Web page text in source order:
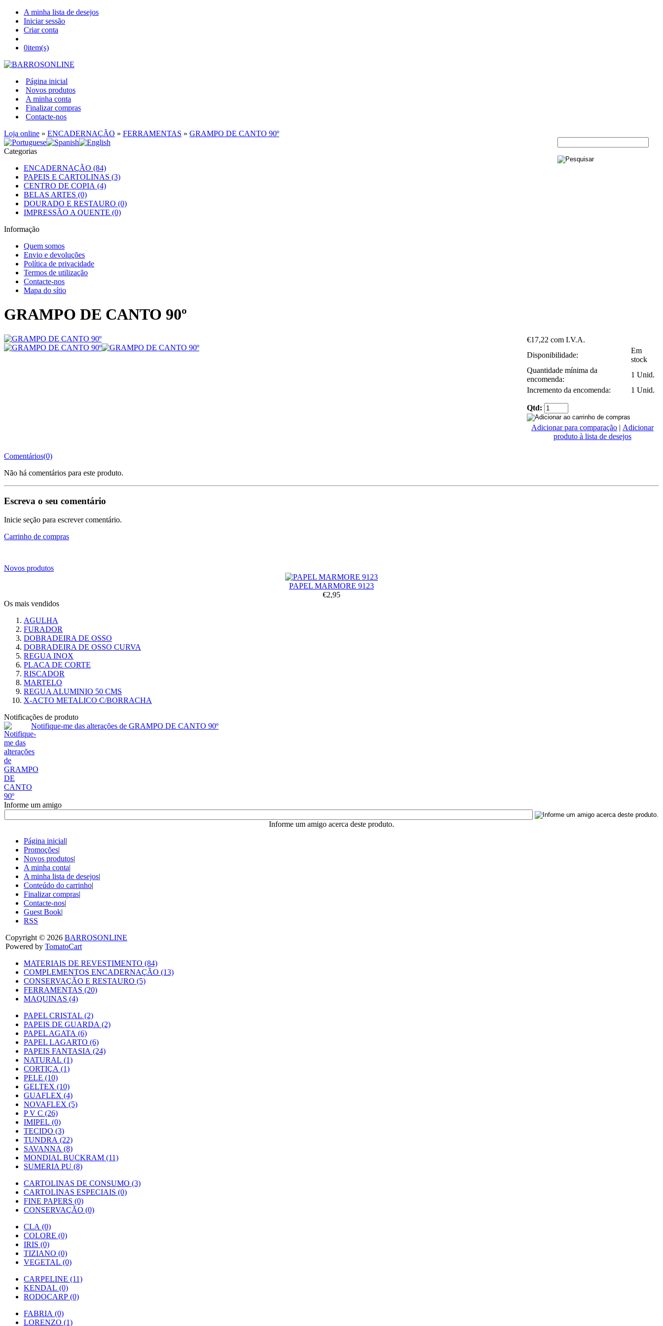
A minha lista de desejos
Iniciar sessão
Criar conta
0item(s)
Página inicial
Novos produtos
A minha conta
Finalizar compras
Contacte-nos
Loja online » ENCADERNAÇÃO » FERRAMENTAS » GRAMPO DE CANTO 90º
Categorias
ENCADERNAÇÃO (84)
PAPEIS E CARTOLINAS (3)
CENTRO DE COPIA (4)
BELAS ARTES (0)
DOURADO E RESTAURO (0)
IMPRESSÃO A QUENTE (0)
Informação
Quem somos
Envio e devoluções
Política de privacidade
Termos de utilização
Contacte-nos
Mapa do sítio
GRAMPO DE CANTO 90º
€17,22 com I.V.A.
Disponibilidade:
Em
stock
Quantidade mínima da
encomenda:
1 Unid.
Incremento da encomenda:
1 Unid.
Qtd:
Adicionar para comparação | Adicionar
produto à lista de desejos
Comentários(0)
Não há comentários para este produto.
Escreva o seu comentário
Inicie seção para escrever comentário.
Carrinho de compras
Novos produtos
PAPEL MARMORE 9123
€2,95
Os mais vendidos
AGULHA
FURADOR
DOBRADEIRA DE OSSO
DOBRADEIRA DE OSSO CURVA
REGUA INOX
PLACA DE CORTE
RISCADOR
MARTELO
REGUA ALUMINIO 50 CMS
X-ACTO METALICO C/BORRACHA
Notificações de produto
Notifique-me das alterações de GRAMPO DE CANTO 90º
Informe um amigo
Informe um amigo acerca deste produto.
Página inicial|
Promoções|
Novos produtos|
A minha conta|
A minha lista de desejos|
Conteúdo do carrinho|
Finalizar compras|
Contacte-nos|
Guest Book|
RSS
Copyright © 2026 BARROSONLINE
Powered by TomatoCart
MATERIAIS DE REVESTIMENTO (84)
COMPLEMENTOS ENCADERNAÇÃO (13)
CONSERVAÇÃO E RESTAURO (5)
FERRAMENTAS (20)
MAQUINAS (4)
PAPEL CRISTAL (2)
PAPEIS DE GUARDA (2)
PAPEL AGATA (6)
PAPEL LAGARTO (6)
PAPEIS FANTASIA (24)
NATURAL (1)
CORTIÇA (1)
PELE (10)
GELTEX (10)
GUAFLEX (4)
NOVAFLEX (5)
P V C (26)
IMIPEL (0)
TECIDO (3)
TUNDRA (22)
SAVANNA (8)
MONDIAL BUCKRAM (11)
SUMERIA PU (8)
CARTOLINAS DE CONSUMO (3)
CARTOLINAS ESPECIAIS (0)
FINE PAPERS (0)
CONSERVAÇÃO (0)
CLA (0)
COLORE (0)
IRIS (0)
TIZIANO (0)
VEGETAL (0)
CARPELINE (11)
KENDAL (0)
RODOCARP (0)
FABRIA (0)
LORENZO (1)